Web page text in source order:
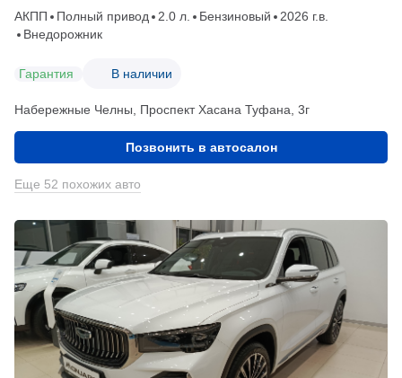
АКПП Полный привод 2.0 л. Бензиновый
2026 г.в.
Внедорожник
Гарантия В наличии
Набережные Челны, Проспект Хасана Туфана, 3г
Позвонить в автосалон
Еще 52 похожих авто